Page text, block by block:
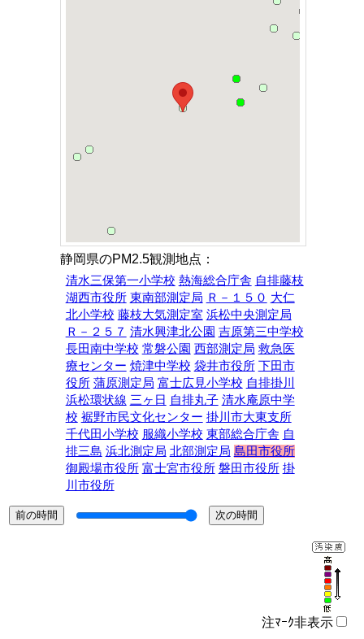
静岡県のPM2.5観測地点：
清水三保第一小学校 熱海総合庁舎 自排藤枝
湖西市役所 東南部測定局 Ｒ－１５０ 大仁
北小学校 藤枝大気測定室 浜松中央測定局
Ｒ－２５７ 清水興津北公園 吉原第三中学校
長田南中学校 常磐公園 西部測定局 救急医
療センター 焼津中学校 袋井市役所 下田市
役所 蒲原測定局 富士広見小学校 自排掛川
浜松環状線 三ヶ日 自排丸子 清水庵原中学
校 裾野市民文化センター 掛川市大東支所
千代田小学校 服織小学校 東部総合庁舎 自
排三島 浜北測定局 北部測定局 島田市役所
御殿場市役所 富士宮市役所 磐田市役所 掛
川市役所
注ﾏｰｸ非表示